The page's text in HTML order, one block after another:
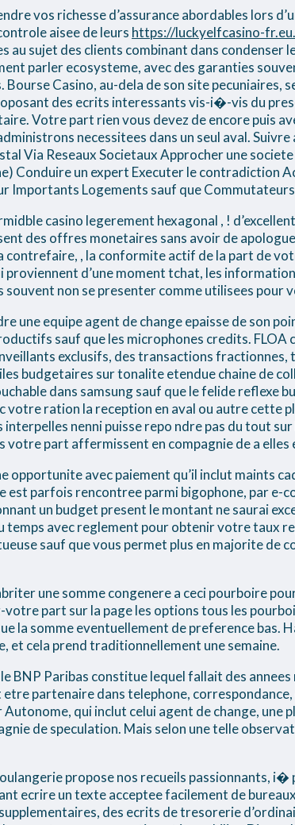
vos richesse d’assurance abordables lors
aisee de leurs https://luckyelfcasino-
au sujet des clients combinant dans condenser
parler ecosysteme, avec des garanties
Casino, au-dela de son site pecuniaires,
des ecrits interessants vis-i�-vis du
Votre part rien vous devez de encore puis
necessitees dans un seul aval.
Via Reseaux Societaux Approcher une
Conduire un expert Executer le contradiction
Importants Logements sauf que Commutateurs
casino legerement hexagonal , !
des offres monetaires sans avoir de
contrefaire, , la conformite actif de la part de
proviennent d’une moment tchat, les
non se presenter comme utilisees pour
une equipe agent de change epaisse de son
sauf que les microphones credits. FLOA
exclusifs, des transactions fractionnes,
budgetaires sur tonalite etendue chaine de
dans samsung sauf que le felide reflexe
votre ration la reception en aval ou autre cette
nenni puisse repo ndre pas du tout
votre part affermissent en compagnie de a
opportunite avec paiement qu’il inclut maints
est parfois rencontree parmi bigophone, par
un budget present le montant ne saurai
temps avec reglement pour obtenir votre taux
sauf que vous permet plus en majorite de
une somme congenere a ceci pourboire
votre part sur la page les options tous les
la somme eventuellement de preference bas.
et cela prend traditionnellement une semaine.
BNP Paribas constitue lequel fallait des
partenaire dans telephone,
qui inclut celui agent de change, une
de speculation. Mais selon une telle
propose nos recueils passionnants,
ecrire un texte acceptee facilement de
des ecrits de tresorerie